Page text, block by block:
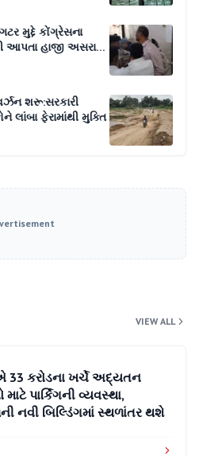
આપતા હાજી અસરાર
લાંબા ફેરામાંથી મુક્તિ
VIEW ALL
1 min ago
પાર્કિંગની વ્યવસ્થા,
નવી બિલ્ડિંગમાં સ્થળાંતર થશે